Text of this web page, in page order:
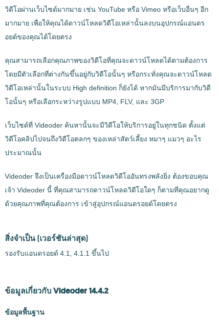
วิดีโอผ่านเว็บไซด์มากมาย เช่น YouTube หรือ Vimeo หรือเว็บอื่นๆ อีก
มากมาย เพื่อให้คุณได้ดาวน์โหลดวิดีโอเหล่านั้นลงบนอุปกรณ์แอนดร
อยด์ของคุณได้โดยตรง
คุณสามารถเลือกคุณภาพของวิดีโอที่คุณจะดาวน์โหลดได้ตามต้องการ
โดยมีตัวเลือกที่ต่างกันขึ้นอยู่กับวิดีโอนั้นๆ หรือกระทั่งคุณจะดาวน์โหลด
วิดีโอเหล่านั้นในระบบ High definition ก็ยังได้ หากมันมีบริการมากับวิดี
โอนั้นๆ หรือเลือกระหว่างรูปแบบ MP4, FLV, และ 3GP
เว็บไซด์ที่ Videoder ค้นหานั้นจะมีวิดีโอให้บริการอยู่ในทุกชนิด ตั้งแต่
วิดีโอคลิปไปจนถึงวิดีโอตลกๆ ของเหล่าสัตว์เลี้ยง หมาๆ แมวๆ อะไร
ประมาณนั้น
Videoder จึงเป็นเครื่องมือดาวน์โหลดวิดีโออันทรงพลังยิ่ง ต้องขอบคุณ
เจ้า Videoder นี้ ที่คุณสามารถดาวน์โหลดวิดีโอใดๆ ก็ตามที่คุณอยากดู
ด้วยคุณภาพที่คุณต้องการ เข้าสู่อุปกรณ์แอนดรอยด์โดยตรง
สิ่งจำเป็น (เวอร์ชันล่าสุด)
รองรับแอนดรอยด์ 4.1, 4.1.1 ขึ้นไป
ข้อมูลเกี่ยวกับ Videoder 14.4.2
ข้อมูลพื้นฐาน